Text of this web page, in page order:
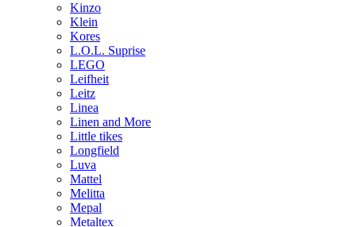
Kinzo
Klein
Kores
L.O.L. Suprise
LEGO
Leifheit
Leitz
Linea
Linen and More
Little tikes
Longfield
Luva
Mattel
Melitta
Mepal
Metaltex